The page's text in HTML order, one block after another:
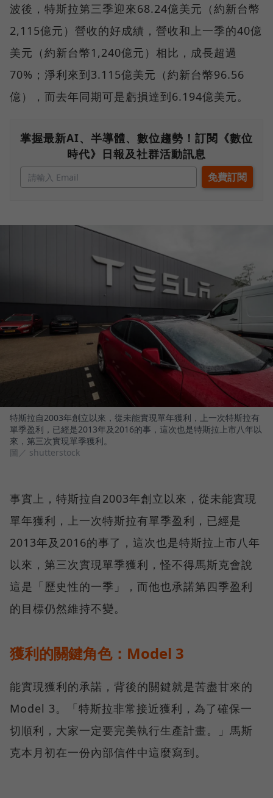
波後，特斯拉第三季迎來68.24億美元（約新台幣
2,115億元）營收的好成績，營收和上一季的40億
美元（約新台幣1,240億元）相比，成長超過
70%；淨利來到3.115億美元（約新台幣96.56
億），而去年同期可是虧損達到6.194億美元。
掌握最新AI、半導體、數位趨勢！訂閱《數位
時代》日報及社群活動訊息
特斯拉自2003年創立以來，從未能實現單年獲利，上一次特斯拉有
單季盈利，已經是2013年及2016的事，這次也是特斯拉上市八年以
來，第三次實現單季獲利。
圖／ shutterstock
事實上，特斯拉自2003年創立以來，從未能實現
單年獲利，上一次特斯拉有單季盈利，已經是
2013年及2016的事了，這次也是特斯拉上市八年
以來，第三次實現單季獲利，怪不得馬斯克會說
這是「歷史性的一季」，而他也承諾第四季盈利
的目標仍然維持不變。
獲利的關鍵角色：Model 3
能實現獲利的承諾，背後的關鍵就是苦盡甘來的
Model 3。「特斯拉非常接近獲利，為了確保一
切順利，大家一定要完美執行生產計畫。」馬斯
克本月初在一份內部信件中這麼寫到。